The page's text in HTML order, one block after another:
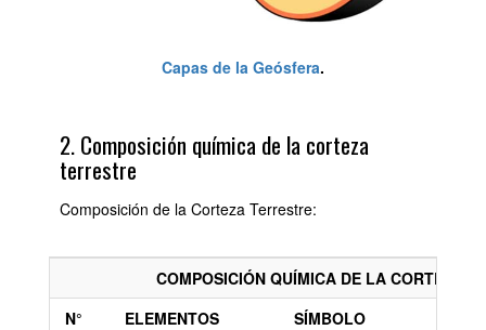
Capas de la Geósfera.
2. Composición química de la corteza
terrestre
Composición de la Corteza Terrestre:
COMPOSICIÓN QUÍMICA DE LA CORTEZA
N°
ELEMENTOS
SÍMBOLO